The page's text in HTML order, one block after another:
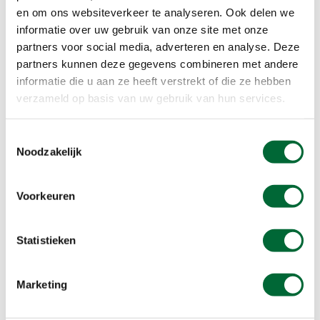
en om ons websiteverkeer te analyseren. Ook delen we
informatie over uw gebruik van onze site met onze
partners voor social media, adverteren en analyse. Deze
partners kunnen deze gegevens combineren met andere
informatie die u aan ze heeft verstrekt of die ze hebben
verzameld op basis van uw gebruik van hun services.
Noodzakelijk
Voorkeuren
Statistieken
Marketing
Ontmoetingen met dieren
Een klaphek verraadt dat er runderen in het
gebied lopen. Deze Galloway’s helpen mee om
het gebied open te houden, want anders kan het
vandaag overigens niet. Bij de volgende oversteek
vergezeld door een schooltje pullen, terwijl een
fuut onderwater naar wat lekkers zoekt. Een
vertrekt richting een rietkraag aan de overkant,